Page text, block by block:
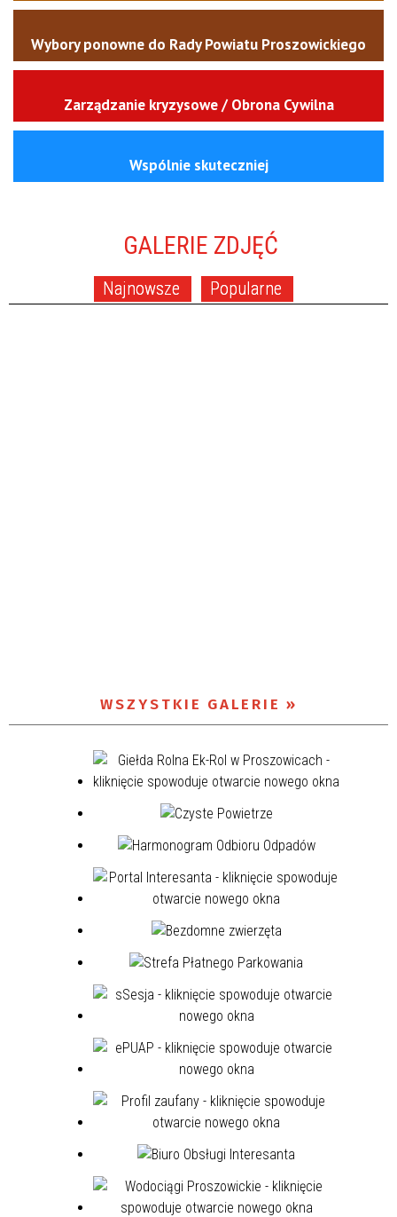
Wybory ponowne do Rady Powiatu Proszowickiego
Zarządzanie kryzysowe / Obrona Cywilna
Wspólnie skuteczniej
GALERIE ZDJĘĆ
Najnowsze Popularne
WSZYSTKIE GALERIE